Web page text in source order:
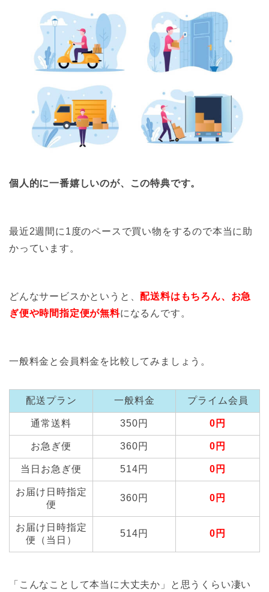
個人的に一番嬉しいのが、この特典です。
最近2週間に1度のペースで買い物をするので本当に助
かっています。
どんなサービスかというと、配送料はもちろん、お急
ぎ便や時間指定便が無料になるんです。
一般料金と会員料金を比較してみましょう。
配送プラン 一般料金 プライム会員
通常送料 350円 0円
お急ぎ便 360円 0円
当日お急ぎ便 514円 0円
お届け日時指定
便
360円 0円
お届け日時指定
便（当日）
514円 0円
「こんなことして本当に大丈夫か」と思うくらい凄い